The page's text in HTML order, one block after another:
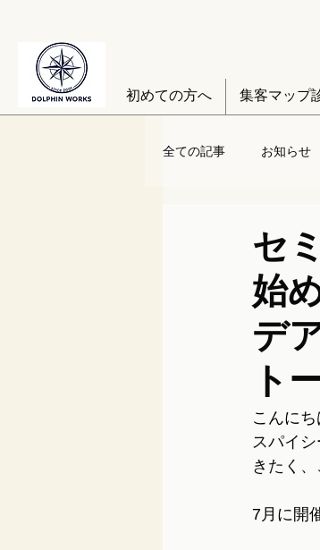
初めての方へ 集客マップ
全ての記事 お知らせ
セ
始
デ
ト
こんにち
スパイ
きたく
7月に開